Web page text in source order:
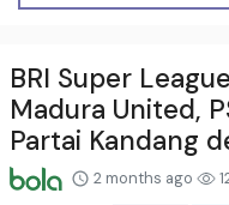
BRI Super
Madura United,
Partai Kandang
2 months ago